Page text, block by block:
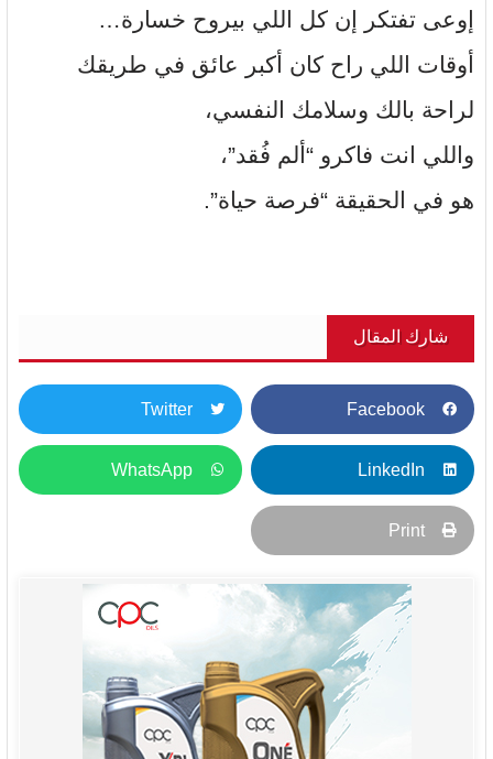
إوعى تفتكر إن كل اللي بيروح خسارة…
أوقات اللي راح كان أكبر عائق في طريقك
لراحة بالك وسلامك النفسي،
واللي انت فاكرو “ألم فُقد”،
هو في الحقيقة “فرصة حياة”.
شارك المقال
Facebook
Twitter
LinkedIn
WhatsApp
Print